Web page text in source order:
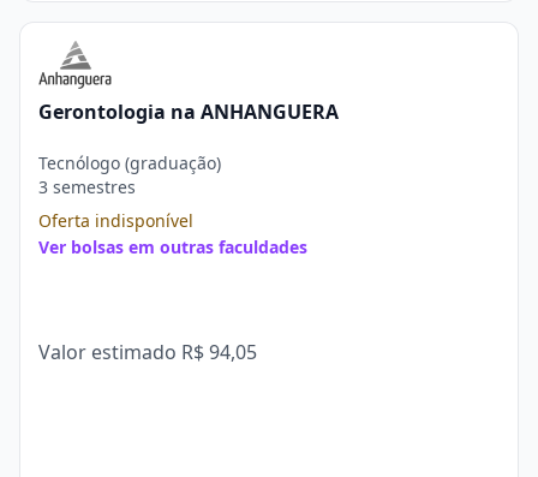
Gerontologia na ANHANGUERA
Tecnólogo (graduação)
3 semestres
Oferta indisponível
Ver bolsas em outras faculdades
Valor estimado R$ 94,05